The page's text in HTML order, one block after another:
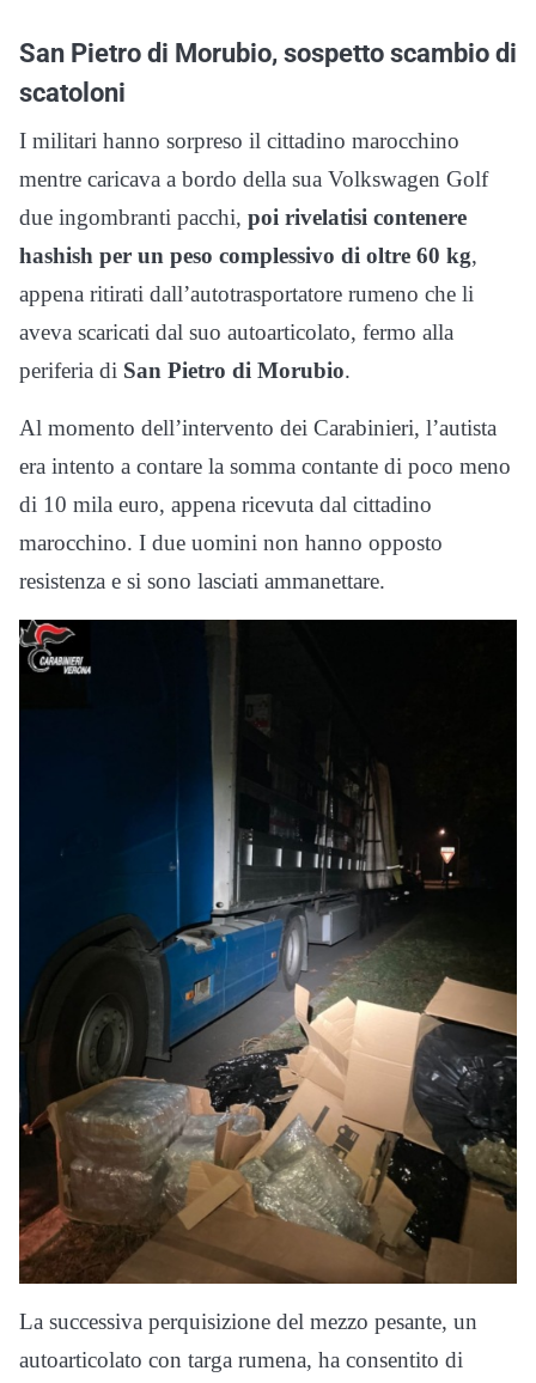
San Pietro di Morubio, sospetto scambio di
scatoloni
I militari hanno sorpreso il cittadino marocchino
mentre caricava a bordo della sua Volkswagen Golf
due ingombranti pacchi, poi rivelatisi contenere
hashish per un peso complessivo di oltre 60 kg,
appena ritirati dall’autotrasportatore rumeno che li
aveva scaricati dal suo autoarticolato, fermo alla
periferia di San Pietro di Morubio.
Al momento dell’intervento dei Carabinieri, l’autista
era intento a contare la somma contante di poco meno
di 10 mila euro, appena ricevuta dal cittadino
marocchino. I due uomini non hanno opposto
resistenza e si sono lasciati ammanettare.
La successiva perquisizione del mezzo pesante, un
autoarticolato con targa rumena, ha consentito di